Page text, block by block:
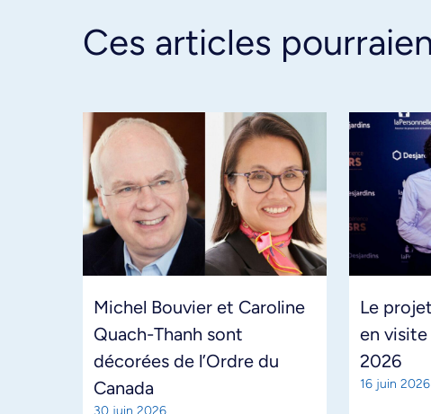
Ces articles
Michel Bouvier et Caroline
Quach-Thanh sont
décorées de l’Ordre du
Canada
30 juin 2026
Le
en
2026
16 juin 2026